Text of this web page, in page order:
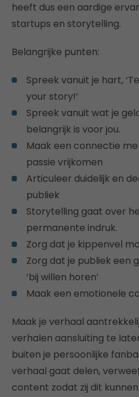
heeft dus een aardige
startups en storytelling.
Belangrijke punten:
Spreek vanuit je hart,
your story!’
Spreek vanuit wat je
belangrijk is voor jou.
Maak een connectie
passie vrijkomen
Articuleer duidelijk en
publiek
Storytelling gaat over
permanente indruk.
Zorg dat je kippenvel
Zorg dat je publiek een
‘bij willen horen’
Maak een emotionele
Maak je verhaal
verhalen aansluiting te
buiten je persoonlijke
verhaal gaat delen,
content zodat zij dit